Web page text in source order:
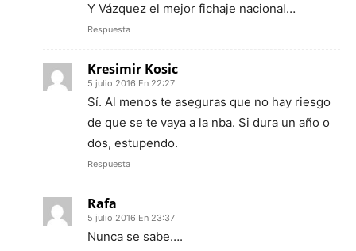
Y Vázquez el mejor fichaje nacional…
Respuesta
Kresimir Kosic
5 julio 2016 En 22:27
Sí. Al menos te aseguras que no hay riesgo
de que se te vaya a la nba. Si dura un año o
dos, estupendo.
Respuesta
Rafa
5 julio 2016 En 23:37
Nunca se sabe….